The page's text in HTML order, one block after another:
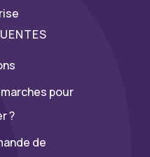
pour
?
de